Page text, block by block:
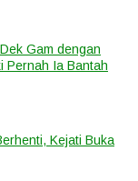
Gam dengan
Pernah Ia Bantah
Kejati Buka